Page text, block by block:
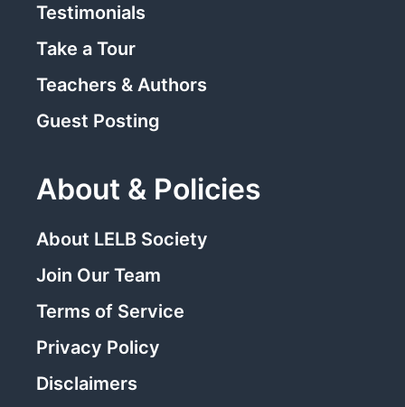
Testimonials
Take a Tour
Teachers & Authors
Guest Posting
About & Policies
About LELB Society
Join Our Team
Terms of Service
Privacy Policy
Disclaimers